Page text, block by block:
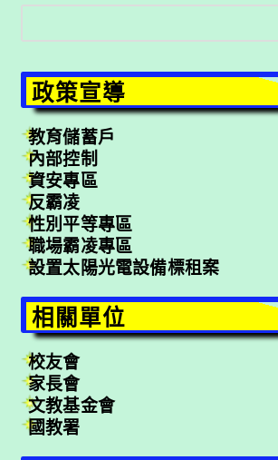
搜
尋
政策宣導
教育儲蓄戶
內部控制
資安專區
反霸凌
性別平等專區
職場霸凌專區
設置太陽光電設備標租案
相關單位
校友會
家長會
文教基金會
國教署